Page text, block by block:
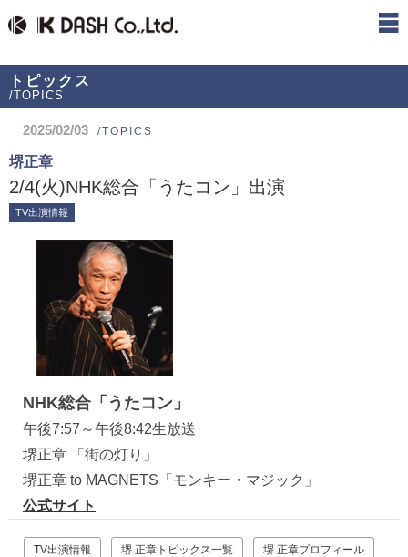
トピックス
/TOPICS
2025/02/03 /TOPICS
堺正章
2/4(火)NHK総合「うたコン」出演
TV出演情報
NHK総合「うたコン」
午後7:57～午後8:42生放送
堺正章 「街の灯り」
堺正章 to MAGNETS「モンキー・マジック」
公式サイト
TV出演情報 堺 正章トピックス一覧 堺 正章プロフィール